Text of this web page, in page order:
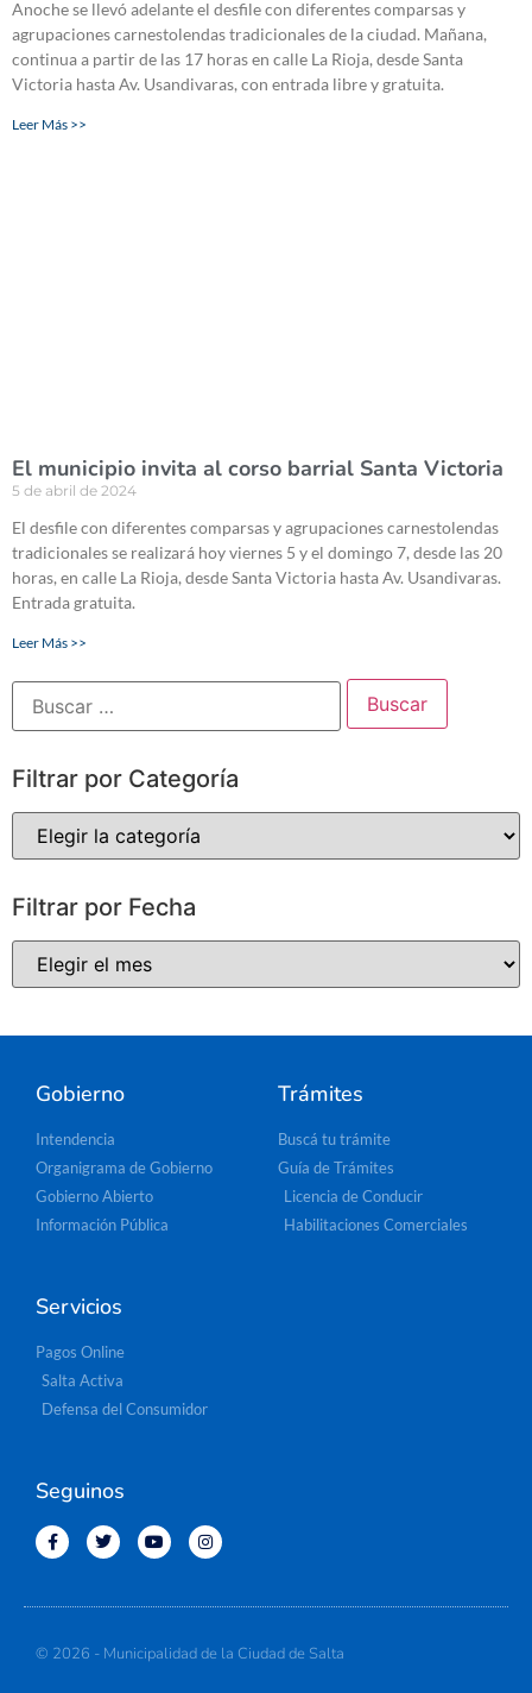
Anoche se llevó adelante el desfile con diferentes comparsas y
agrupaciones carnestolendas tradicionales de la ciudad. Mañana,
continua a partir de las 17 horas en calle La Rioja, desde Santa
Victoria hasta Av. Usandivaras, con entrada libre y gratuita.
Leer Más >>
El municipio invita al corso barrial Santa Victoria
5 de abril de 2024
El desfile con diferentes comparsas y agrupaciones carnestolendas
tradicionales se realizará hoy viernes 5 y el domingo 7, desde las 20
horas, en calle La Rioja, desde Santa Victoria hasta Av. Usandivaras.
Entrada gratuita.
Leer Más >>
Filtrar por Categoría
Filtrar por Fecha
Gobierno
Intendencia
Organigrama de Gobierno
Gobierno Abierto
Información Pública
Trámites
Buscá tu trámite
Guía de Trámites
Licencia de Conducir
Habilitaciones Comerciales
Servicios
Pagos Online
Salta Activa
Defensa del Consumidor
Seguinos
© 2026 - Municipalidad de la Ciudad de Salta